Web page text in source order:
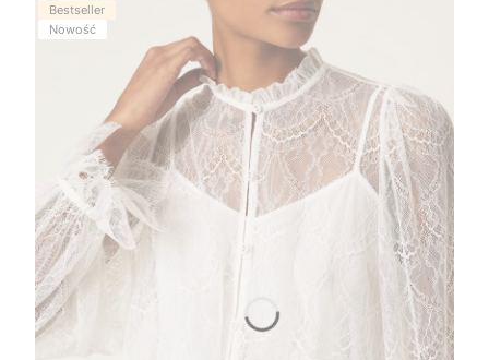
Bestseller
Nowość